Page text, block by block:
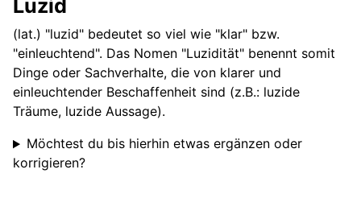
Luzid
(lat.) "luzid" bedeutet so viel wie "klar" bzw.
"einleuchtend". Das Nomen "Luzidität" benennt somit
Dinge oder Sachverhalte, die von klarer und
einleuchtender Beschaffenheit sind (z.B.: luzide
Träume, luzide Aussage).
Möchtest du bis hierhin etwas ergänzen oder
korrigieren?